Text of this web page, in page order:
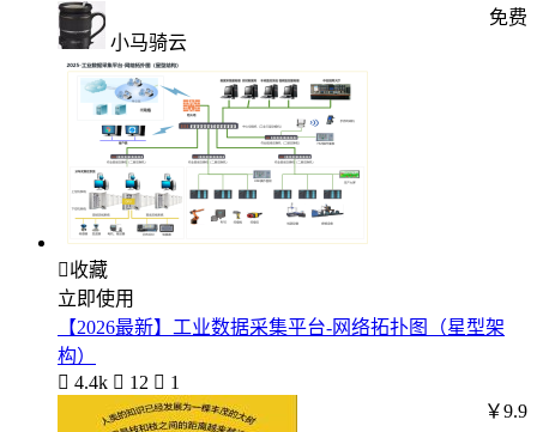
小马骑云
免费
收藏
立即使用
【2026最新】工业数据采集平台-网络拓扑图（星型架
构）
 4.4k  12  1
￥9.9